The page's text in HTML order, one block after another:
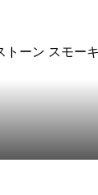
トーン スモー